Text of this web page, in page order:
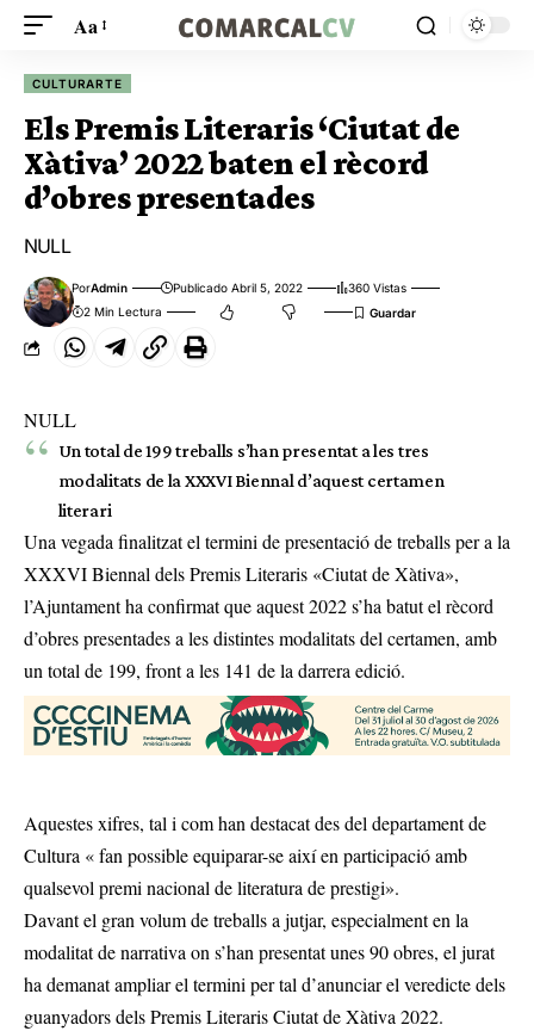
Aa
CULTURARTE
Els Premis Literaris ‘Ciutat de
Xàtiva’ 2022 baten el rècord
d’obres presentades
NULL
PorAdmin Publicado Abril 5, 2022
360 Vistas
2 Min Lectura
NULL
Un total de 199 treballs s’han presentat a les tres
modalitats de la XXXVI Biennal d’aquest certamen
literari
Una vegada finalitzat el termini de presentació de treballs per a la
XXXVI Biennal dels Premis Literaris «Ciutat de Xàtiva»,
l’Ajuntament ha confirmat que aquest 2022 s’ha batut el rècord
d’obres presentades a les distintes modalitats del certamen, amb
un total de 199, front a les 141 de la darrera edició.
Aquestes xifres, tal i com han destacat des del departament de
Cultura « fan possible equiparar-se així en participació amb
qualsevol premi nacional de literatura de prestigi».
Davant el gran volum de treballs a jutjar, especialment en la
modalitat de narrativa on s’han presentat unes 90 obres, el jurat
ha demanat ampliar el termini per tal d’anunciar el veredicte dels
guanyadors dels Premis Literaris Ciutat de Xàtiva 2022.